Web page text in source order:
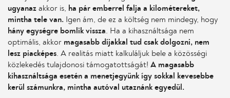
ugyanaz akkor is,
ha pár emberrel falja a kilométereket,
mintha tele van. Igen ám, de ez a költség nem mindegy, hogy
hány egységre bomlik vissza . Ha a kihasználtsága nem
optimális, akkor magasabb díjakkal tud csak dolgozni, nem
lesz piacképes . A realitás miatt kalkuláljuk bele a közösségi
közlekedés tulajdonosi támogatottságát! A magasabb
kihasználtsága esetén a menetjegyünk így sokkal kevesebbe
kerül számunkra, mintha autóval utaznánk egyedül.